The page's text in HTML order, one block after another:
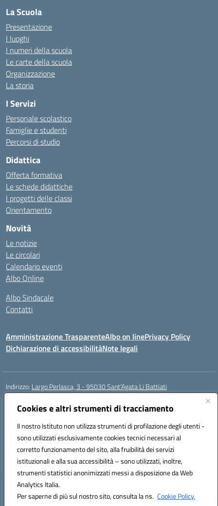
Cookies e altri strumenti di tracciamento
Il nostro Istituto non utilizza strumenti di profilazione degli utenti -
sono utilizzati esclusivamente cookies tecnici necessari al
corretto funzionamento del sito, alla fruibilità dei servizi
istituzionali e alla sua accessibilità – sono utilizzati, inoltre,
strumenti statistici anonimizzati messi a disposizione da Web
Analytics Italia.
Per saperne di più sul nostro sito, consulta la ns. Cookie Policy.
La Scuola
Presentazione
I luoghi
I numeri della scuola
Le carte della scuola
Organizzazione
La storia
I Servizi
Personale scolastico
Famiglie e studenti
Percorsi di studio
Didattica
Offerta formativa
Le schede didattiche
I progetti delle classi
Orientamento
Novità
Le notizie
Le circolari
Calendario eventi
Albo Online
Albo Sindacale
Contatti
Amministrazione TrasparenteAlbo on linePrivacy Policy
Dichiarazione di accessibilitàNote legali
Indirizzo: Largo Perlasca, 3 - 95030 Sant’Agata Li Battiati
Centralino:
ctic8bl002@istruzione.it
Posta elettronica certificata (PEC):ctic8bl002@pec.istruzione.it
Codice fiscale: 93253680875
Codice meccanografico:CTIC8BL002
Codice Indice delle Pubbliche Amministrazioni (IPA): 7UKG69R2
Codice unico di fatturazione (CUF): F8M4AH
Hosting & Powered by 3D Solution S.r.l.
Concept & Design by Designers Italia